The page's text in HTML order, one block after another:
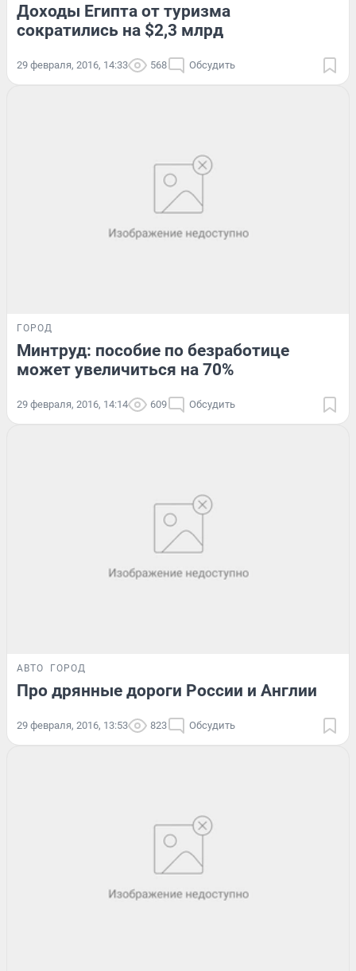
Доходы Египта от туризма
сократились на $2,3 млрд
29 февраля, 2016, 14:33 568 Обсудить
ГОРОД
Минтруд: пособие по безработице
может увеличиться на 70%
29 февраля, 2016, 14:14 609 Обсудить
АВТО ГОРОД
Про дрянные дороги России и Англии
29 февраля, 2016, 13:53 823 Обсудить